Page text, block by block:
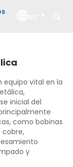
equipo vital en la
inicial del
como bobinas
cobre,
y